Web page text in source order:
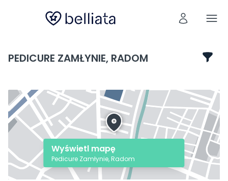
PEDICURE ZAMŁYNIE, RADOM
Wyświetl mapę
Pedicure Zamłynie, Radom